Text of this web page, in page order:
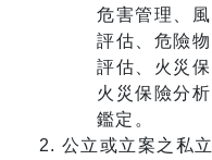
危害管理、
評估、危險
評估、火災
火災保險分
鑑定。
公立或立案之私